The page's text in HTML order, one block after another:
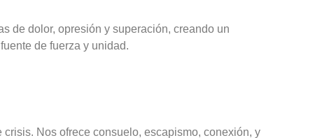
de dolor, opresión y superación, creando un
de fuerza y unidad.
Nos ofrece consuelo, escapismo, conexión, y